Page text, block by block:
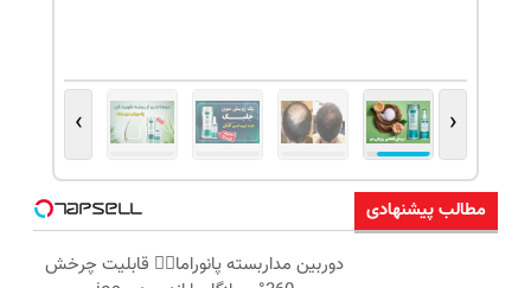
‹
›
مطالب پیشنهادی
دوربین مداربسته پانوراما👈🏻 قابلیت چرخش